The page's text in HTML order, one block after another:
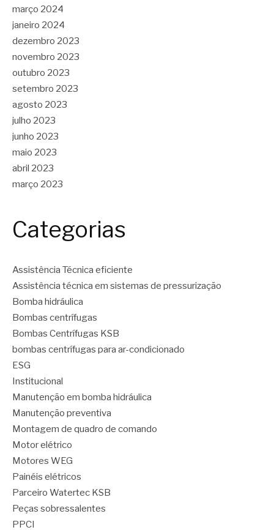
março 2024
janeiro 2024
dezembro 2023
novembro 2023
outubro 2023
setembro 2023
agosto 2023
julho 2023
junho 2023
maio 2023
abril 2023
março 2023
Categorias
Assistência Técnica eficiente
Assistência técnica em sistemas de pressurização
Bomba hidráulica
Bombas centrífugas
Bombas Centrífugas KSB
bombas centrífugas para ar-condicionado
ESG
Institucional
Manutenção em bomba hidráulica
Manutenção preventiva
Montagem de quadro de comando
Motor elétrico
Motores WEG
Painéis elétricos
Parceiro Watertec KSB
Peças sobressalentes
PPCI